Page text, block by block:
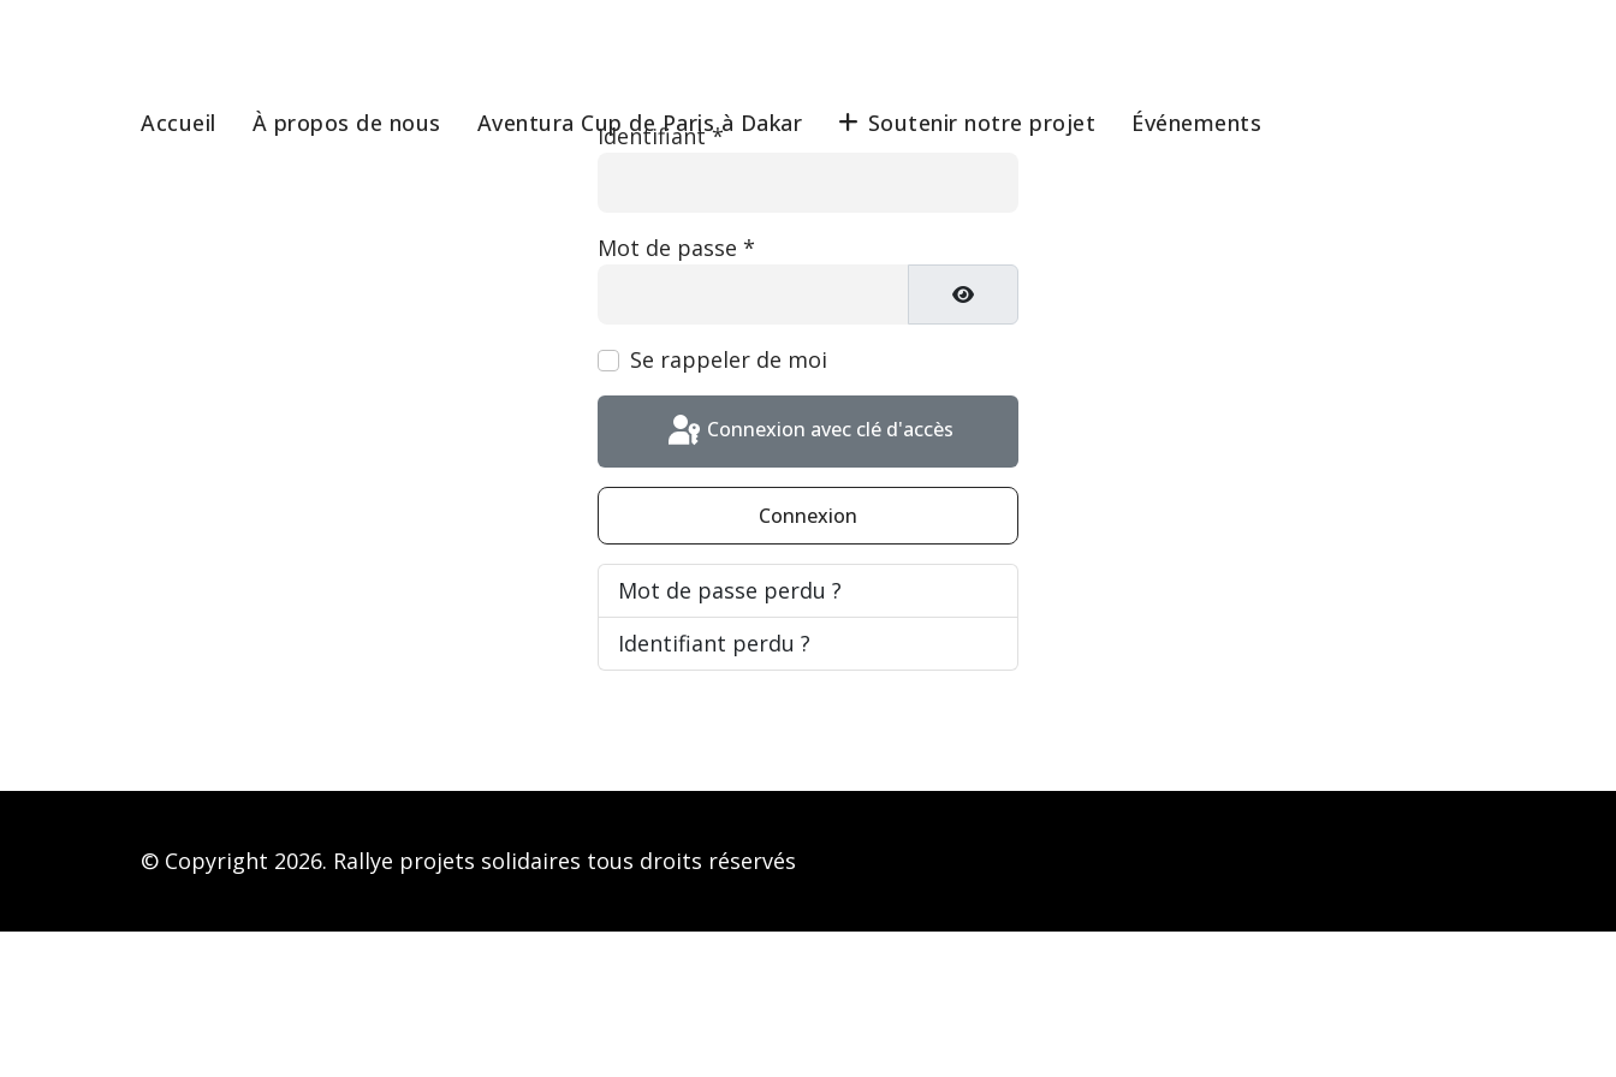
Accueil À propos de nous Aventura Cup de Paris à Dakar Soutenir notre projet Événements
Identifiant*
Mot de passe *
Afficher le mot de passe
Se rappeler de moi
Connexion avec clé d'accès
Connexion
Mot de passe perdu ?
Identifiant perdu ?
© Copyright 2026. Rallye projets solidaires tous droits réservés